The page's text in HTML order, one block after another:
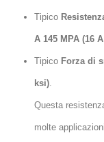
Tipico
A 145 MPA (16
Tipico Forza di
ksi).
Questa
molte